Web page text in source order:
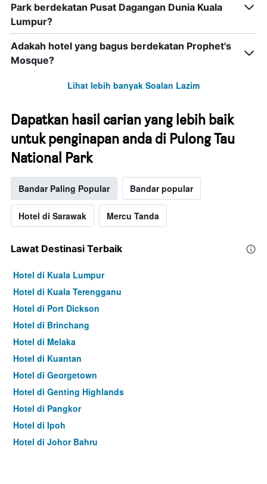
Park berdekatan Pusat Dagangan Dunia Kuala
Lumpur?
Adakah hotel yang bagus berdekatan Prophet's
Mosque?
Lihat lebih banyak Soalan Lazim
Dapatkan hasil carian yang lebih baik
untuk penginapan anda di Pulong Tau
National Park
Bandar Paling Popular Bandar popular
Hotel di Sarawak Mercu Tanda
Lawat Destinasi Terbaik
Hotel di Kuala Lumpur
Hotel di Kuala Terengganu
Hotel di Port Dickson
Hotel di Brinchang
Hotel di Melaka
Hotel di Kuantan
Hotel di Georgetown
Hotel di Genting Highlands
Hotel di Pangkor
Hotel di Ipoh
Hotel di Johor Bahru